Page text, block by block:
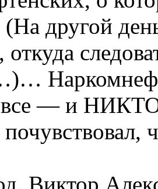
другой
откуда
все — и
Виктор